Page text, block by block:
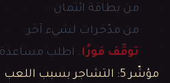
من بطاقة ائتمان
من مدّخرات لشيء آخر
توقّف فورًا . اطلب
مؤشّر 5: التشاجر بسبب اللعب